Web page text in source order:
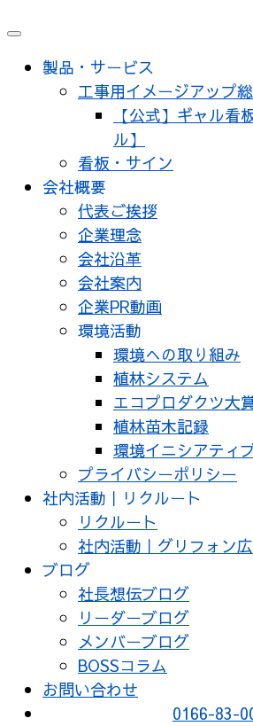
メ
製品・サービス
工事用イメージアップ
【公式】ギャル看
ル】
看板・サイン
会社概要
代表ご挨拶
企業理念
会社沿革
会社案内
企業PR動画
環境活動
環境への取り組み
植林システム
エコプロダクツ大
植林苗木記録
環境イニシアティ
プライバシーポリシー
社内活動｜リクルート
リクルート
社内活動｜グリフォン
ブログ
社長想伝ブログ
リーダーブログ
メンバーブログ
BOSSコラム
お問い合わせ
0166-83-